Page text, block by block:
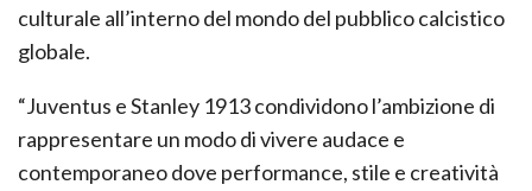
culturale all’interno del mondo del pubblico calcistico
globale.
“Juventus e Stanley 1913 condividono l’ambizione di
rappresentare un modo di vivere audace e
contemporaneo dove performance, stile e creatività